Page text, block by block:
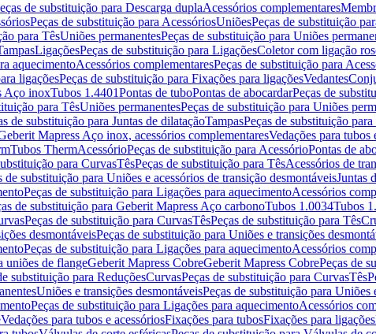
de substituição para Descarga duplaAcessórios complementares
Peças de substituição para AcessóriosUniõesPeças de substituição
para TêsUniões permanentesPeças de substituição para Uniões
LigaçõesPeças de substituição para LigaçõesColetor com ligação
aquecimentoAcessórios complementaresPeças de substituição para
ligaçõesPeças de substituição para Fixações para ligaçõesVedantes
Aço inoxTubos 1.4401Pontas de tuboPontas de abocardarPeças de
para TêsUniões permanentesPeças de substituição para Uniões
de substituição para Juntas de dilataçãoTampasPeças de substituição para
Mapress Aço inox, acessórios complementaresVedações para tubos
Tubos ThermAcessórioPeças de substituição para AcessórioPontas de
para CurvasTêsPeças de substituição para TêsAcessórios de
de substituição para Uniões e acessórios de transição desmontáveisJuntas
Peças de substituição para Ligações para aquecimentoAcessórios
de substituição para Geberit Mapress Aço carbonoTubos 1.0034Tubos
Peças de substituição para CurvasTêsPeças de substituição para Tês
desmontáveisPeças de substituição para Uniões e transições
Peças de substituição para Ligações para aquecimentoAcessórios
uniões de flangeGeberit Mapress CobreGeberit Mapress CobrePeças de
substituição para ReduçõesCurvasPeças de substituição para CurvasTês
Uniões e transições desmontáveisPeças de substituição para Uniões
Peças de substituição para Ligações para aquecimentoAcessórios
Vedações para tubos e acessóriosFixações para tubosFixações para ligações